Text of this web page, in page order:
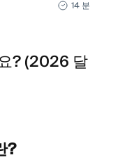
14 분
? (2026 달
?